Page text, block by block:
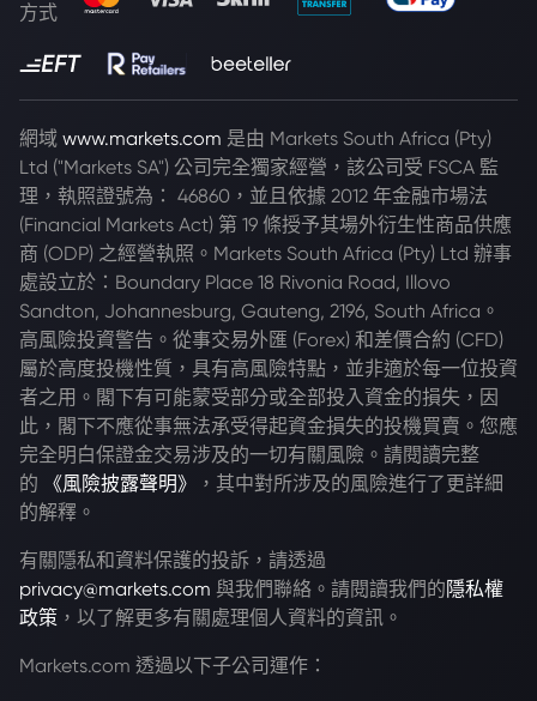
方式
網域 www.markets.com 是由 Markets South Africa (Pty)
Ltd ("Markets SA") 公司完全獨家經營，該公司受 FSCA 監
理，執照證號為： 46860，並且依據 2012 年金融市場法
(Financial Markets Act) 第 19 條授予其場外衍生性商品供應
商 (ODP) 之經營執照。Markets South Africa (Pty) Ltd 辦事
處設立於：Boundary Place 18 Rivonia Road, Illovo
Sandton, Johannesburg, Gauteng, 2196, South Africa。
高風險投資警告。從事交易外匯 (Forex) 和差價合約 (CFD)
屬於高度投機性質，具有高風險特點，並非適於每一位投資
者之用。閣下有可能蒙受部分或全部投入資金的損失，因
此，閣下不應從事無法承受得起資金損失的投機買賣。您應
完全明白保證金交易涉及的一切有關風險。請閱讀完整
的
《風險披露聲明》
，其中對所涉及的風險進行了更詳細
的解釋。
有關隱私和資料保護的投訴，請透過
privacy@markets.com 與我們聯絡。請閱讀我們的 隱私權
政策 ，以了解更多有關處理個人資料的資訊。
Markets.com 透過以下子公司運作：